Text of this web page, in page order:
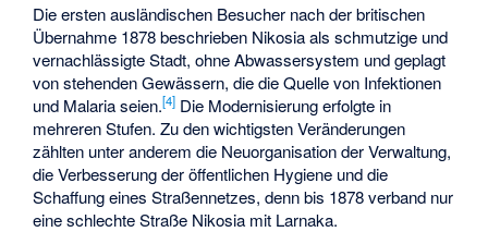
Die ersten ausländischen Besucher nach der britischen
Übernahme 1878 beschrieben Nikosia als schmutzige und
vernachlässigte Stadt, ohne Abwassersystem und geplagt
von stehenden Gewässern, die die Quelle von Infektionen
und Malaria seien.[4] Die Modernisierung erfolgte in
mehreren Stufen. Zu den wichtigsten Veränderungen
zählten unter anderem die Neuorganisation der Verwaltung,
die Verbesserung der öffentlichen Hygiene und die
Schaffung eines Straßennetzes, denn bis 1878 verband nur
eine schlechte Straße Nikosia mit Larnaka.